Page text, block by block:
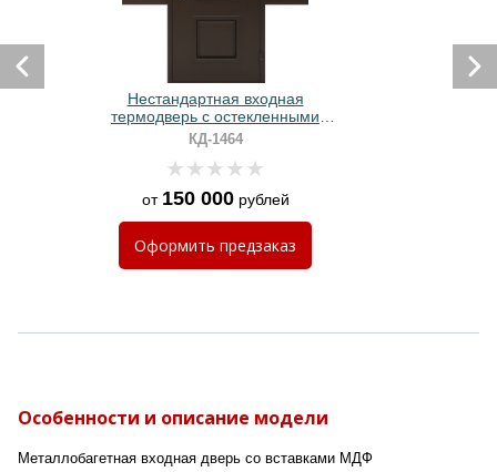
Нестандартная входная
термодверь с остекленными
вставками, металлофиленкой и
МДФ
КД-1464
от 150 000рублей
Оформить предзаказ
Особенности и описание модели
Металлобагетная входная дверь со вставками МДФ